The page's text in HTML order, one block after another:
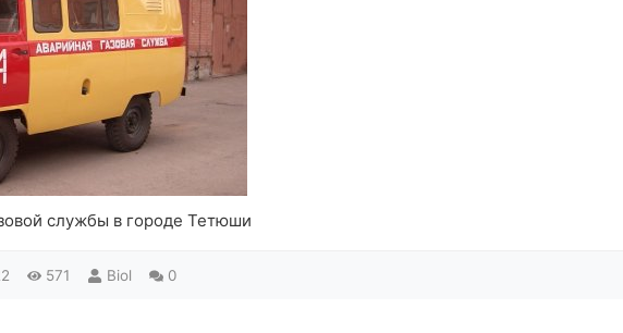
службы в городе Тетюши
571 Biol 0